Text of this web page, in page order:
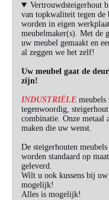
Vertrouwdsteigerhout
van topkwaliteit tegen de
worden in eigen
meubelmaker(s). Met de
uw meubel gemaakt en
al zeggen we het zelf!
Uw meubel gaat de
zijn!
INDUSTRIËLE
tegenwoordig,
combinatie. Onze metaal
maken die uw wenst.
De steigerhouten
worden standaard op
geleverd.
Wilt u ook kussens bij
mogelijk!
Alles is mogelijk!